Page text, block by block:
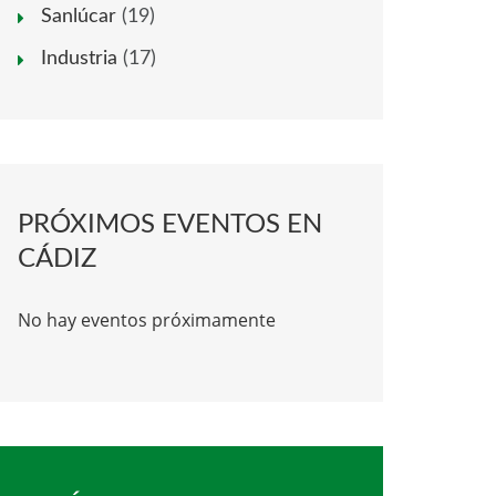
Sanlúcar (19)
Industria (17)
PRÓXIMOS EVENTOS EN
CÁDIZ
No hay eventos próximamente